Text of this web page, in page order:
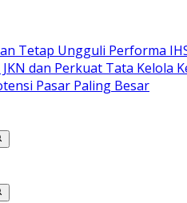
Tetap Ungguli Performa
dan Perkuat Tata Kelola
Pasar Paling Besar